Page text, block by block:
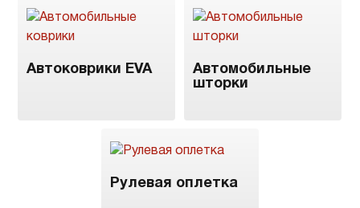
Автоковрики EVA
Автомобильные
шторки
Рулевая оплетка